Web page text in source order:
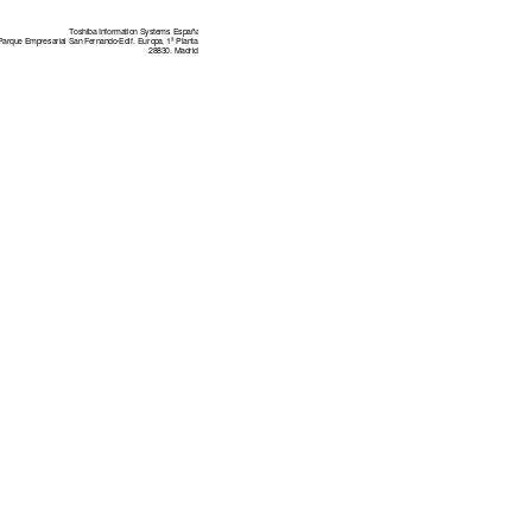
Toshiba Information Systems España
e Empresarial San Fernando-Edif. Europa, 1ª Planta
28830. Madrid